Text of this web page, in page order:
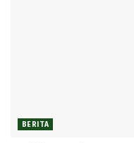
BERITA